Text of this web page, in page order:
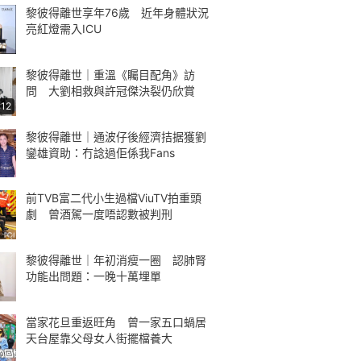
黎彼得離世享年76歲 近年身體狀況
亮紅燈需入ICU
黎彼得離世｜重溫《矚目配角》訪
問 大劉相救與許冠傑決裂仍欣賞
黎彼得離世｜通波仔後經濟拮据獲劉
鑾雄資助：冇諗過佢係我Fans
前TVB富二代小生過檔ViuTV拍重頭
劇 曾酒駕一度唔認數被判刑
黎彼得離世｜年初消瘦一圈 認肺腎
功能出問題：一晚十萬埋單
當家花旦重返旺角 曾一家五口蝸居
天台屋靠父母女人街擺檔養大